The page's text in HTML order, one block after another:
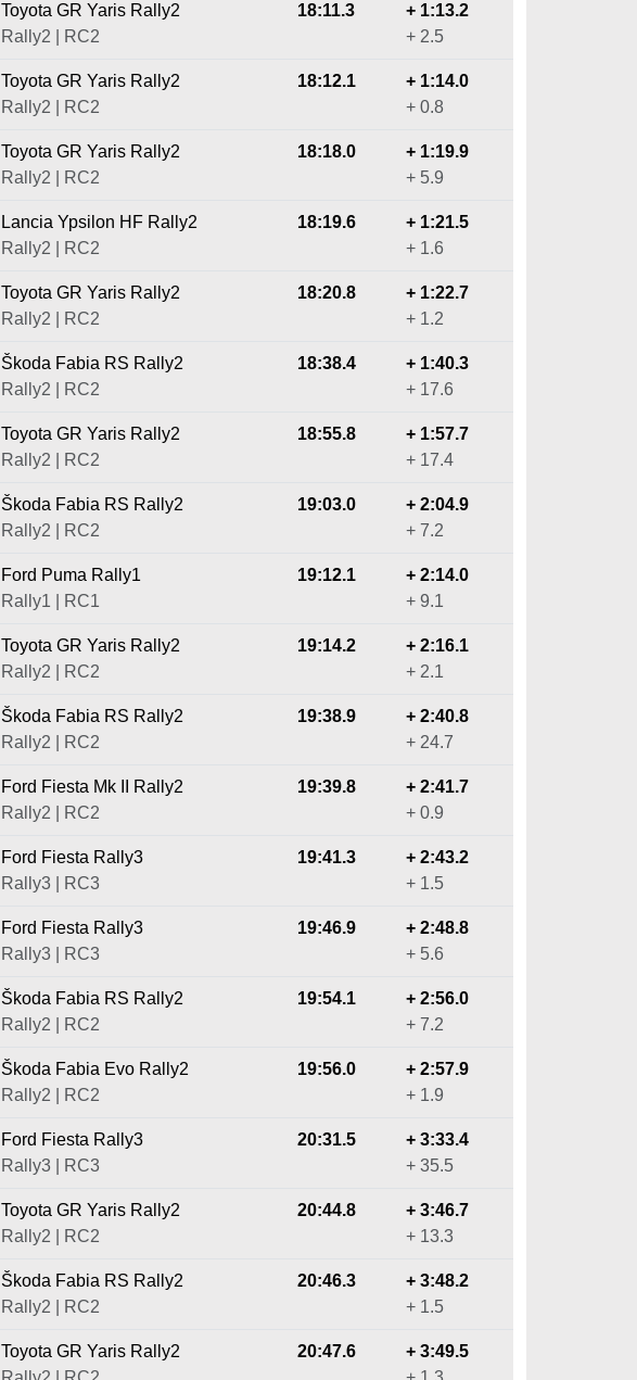
Toyota GR Yaris Rally2
Rally2 | RC2
18:11.3
+ 1:13.2
+ 2.5
Toyota GR Yaris Rally2
Rally2 | RC2
18:12.1
+ 1:14.0
+ 0.8
Toyota GR Yaris Rally2
Rally2 | RC2
18:18.0
+ 1:19.9
+ 5.9
Lancia Ypsilon HF Rally2
Rally2 | RC2
18:19.6
+ 1:21.5
+ 1.6
Toyota GR Yaris Rally2
Rally2 | RC2
18:20.8
+ 1:22.7
+ 1.2
Škoda Fabia RS Rally2
Rally2 | RC2
18:38.4
+ 1:40.3
+ 17.6
Toyota GR Yaris Rally2
Rally2 | RC2
18:55.8
+ 1:57.7
+ 17.4
Škoda Fabia RS Rally2
Rally2 | RC2
19:03.0
+ 2:04.9
+ 7.2
Ford Puma Rally1
Rally1 | RC1
19:12.1
+ 2:14.0
+ 9.1
Toyota GR Yaris Rally2
Rally2 | RC2
19:14.2
+ 2:16.1
+ 2.1
Škoda Fabia RS Rally2
Rally2 | RC2
19:38.9
+ 2:40.8
+ 24.7
Ford Fiesta Mk II Rally2
Rally2 | RC2
19:39.8
+ 2:41.7
+ 0.9
Ford Fiesta Rally3
Rally3 | RC3
19:41.3
+ 2:43.2
+ 1.5
Ford Fiesta Rally3
Rally3 | RC3
19:46.9
+ 2:48.8
+ 5.6
Škoda Fabia RS Rally2
Rally2 | RC2
19:54.1
+ 2:56.0
+ 7.2
Škoda Fabia Evo Rally2
Rally2 | RC2
19:56.0
+ 2:57.9
+ 1.9
Ford Fiesta Rally3
Rally3 | RC3
20:31.5
+ 3:33.4
+ 35.5
Toyota GR Yaris Rally2
Rally2 | RC2
20:44.8
+ 3:46.7
+ 13.3
Škoda Fabia RS Rally2
Rally2 | RC2
20:46.3
+ 3:48.2
+ 1.5
Toyota GR Yaris Rally2
20:47.6
+ 3:49.5